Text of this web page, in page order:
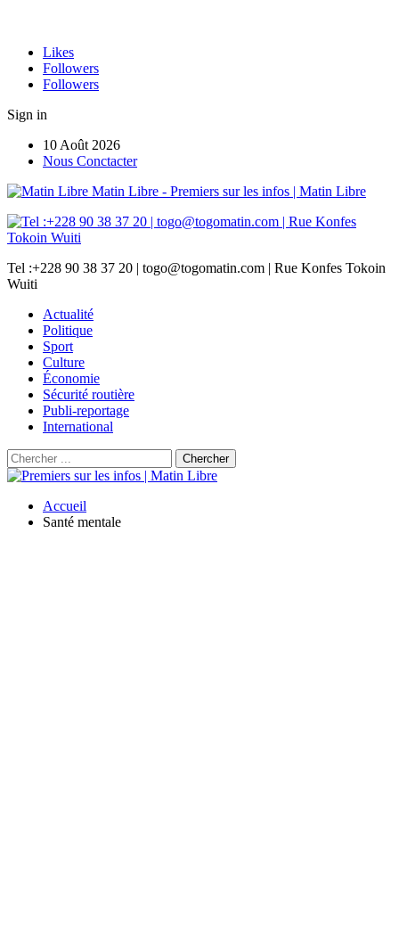
Likes
Followers
Followers
Sign in
10 Août 2026
Nous Conctacter
Matin Libre - Premiers sur les infos | Matin Libre
Tel :+228 90 38 37 20 | togo@togomatin.com | Rue Konfes Tokoin
Wuiti
Actualité
Politique
Sport
Culture
Économie
Sécurité routière
Publi-reportage
International
Accueil
Santé mentale